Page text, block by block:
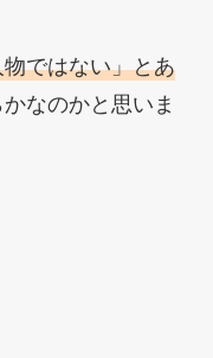
ではない」とあ
なのかと思いま